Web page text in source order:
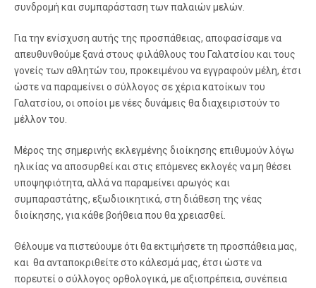
συνδρομή και συμπαράσταση των παλαιών μελών.
Για την ενίσχυση αυτής της προσπάθειας, αποφασίσαμε να
απευθυνθούμε ξανά στους φιλάθλους του Γαλατσίου και τους
γονείς των αθλητών του, προκειμένου να εγγραφούν μέλη, έτσι
ώστε να παραμείνει ο σύλλογος σε χέρια κατοίκων του
Γαλατσίου, οι οποίοι με νέες δυνάμεις θα διαχειριστούν το
μέλλον του.
Μέρος της σημερινής εκλεγμένης διοίκησης επιθυμούν λόγω
ηλικίας να αποσυρθεί και στις επόμενες εκλογές να μη θέσει
υποψηφιότητα, αλλά να παραμείνει αρωγός και
συμπαραστάτης, εξωδιοικητικά, στη διάθεση της νέας
διοίκησης, για κάθε βοήθεια που θα χρειασθεί.
Θέλουμε να πιστεύουμε ότι θα εκτιμήσετε τη προσπάθεια μας,
και θα ανταποκριθείτε στο κάλεσμά μας, έτσι ώστε να
πορευτεί ο σύλλογος ορθολογικά, με αξιοπρέπεια, συνέπεια